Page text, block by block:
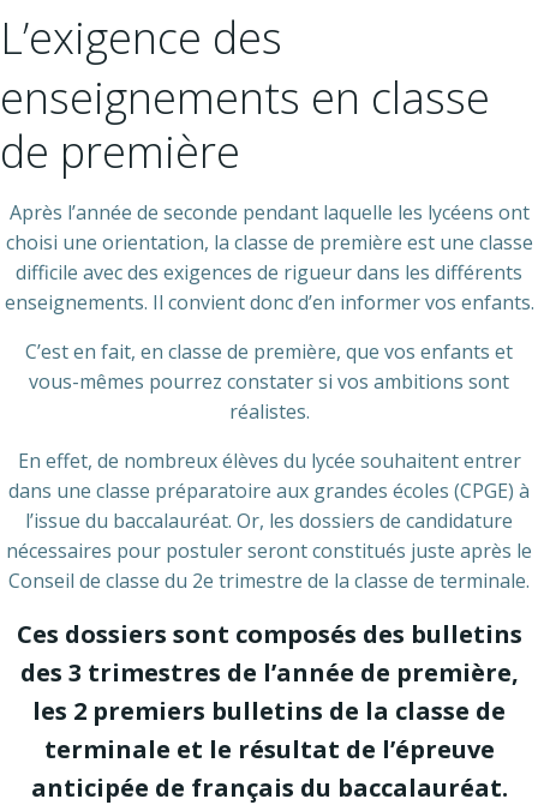
L’exigence des
enseignements en classe
de première
Après l’année de seconde pendant laquelle les lycéens ont
choisi une orientation, la classe de première est une classe
difficile avec des exigences de rigueur dans les différents
enseignements. Il convient donc d’en informer vos enfants.
C’est en fait, en classe de première, que vos enfants et
vous-mêmes pourrez constater si vos ambitions sont
réalistes.
En effet, de nombreux élèves du lycée souhaitent entrer
dans une classe préparatoire aux grandes écoles (CPGE) à
l’issue du baccalauréat. Or, les dossiers de candidature
nécessaires pour postuler seront constitués juste après le
Conseil de classe du 2e trimestre de la classe de terminale.
Ces dossiers sont composés des bulletins
des 3 trimestres de l’année de première,
les 2 premiers bulletins de la classe de
terminale et le résultat de l’épreuve
anticipée de français du baccalauréat.